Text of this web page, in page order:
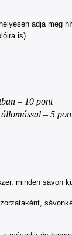
adja
is).
– 10 pont
– 5
minden sávon